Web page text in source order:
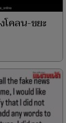
คลน-ขยะ